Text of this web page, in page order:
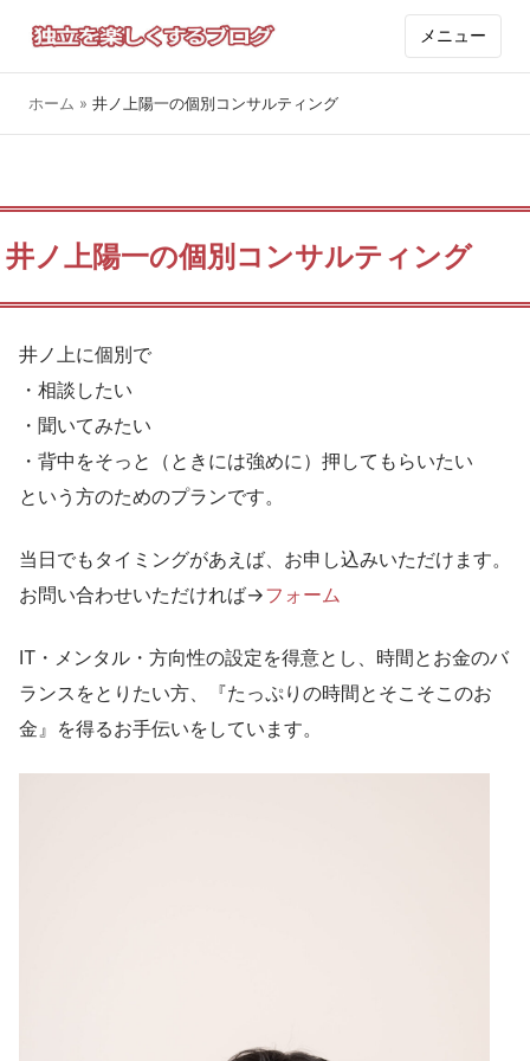
メニュー
ホーム » 井ノ上陽一の個別コンサルティング
井ノ上陽一の個別コンサルティング
井ノ上に個別で
・相談したい
・聞いてみたい
・背中をそっと（ときには強めに）押してもらいたい
という方のためのプランです。
当日でもタイミングがあえば、お申し込みいただけます。
お問い合わせいただければ→フォーム
IT・メンタル・方向性の設定を得意とし、時間とお金のバ
ランスをとりたい方、『たっぷりの時間とそこそこのお
金』を得るお手伝いをしています。